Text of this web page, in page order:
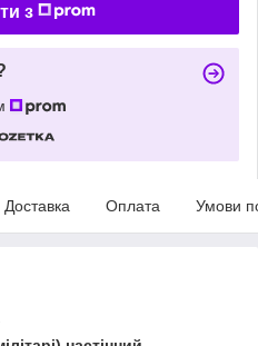
з
Доставка Оплата Умови